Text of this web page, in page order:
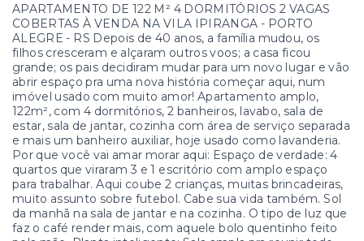
APARTAMENTO DE 122 M² 4 DORMITÓRIOS 2 VAGAS
COBERTAS À VENDA NA VILA IPIRANGA - PORTO
ALEGRE - RS Depois de 40 anos, a família mudou, os
filhos cresceram e alçaram outros voos; a casa ficou
grande; os pais decidiram mudar para um novo lugar e vão
abrir espaço pra uma nova história começar aqui, num
imóvel usado com muito amor! Apartamento amplo,
122m², com 4 dormitórios, 2 banheiros, lavabo, sala de
estar, sala de jantar, cozinha com área de serviço separada
e mais um banheiro auxiliar, hoje usado como lavanderia.
Por que você vai amar morar aqui: Espaço de verdade: 4
quartos que viraram 3 e 1 escritório com amplo espaço
para trabalhar. Aqui coube 2 crianças, muitas brincadeiras,
muito assunto sobre futebol. Cabe sua vida também. Sol
da manhã na sala de jantar e na cozinha. O tipo de luz que
faz o café render mais, com aquele bolo quentinho feito